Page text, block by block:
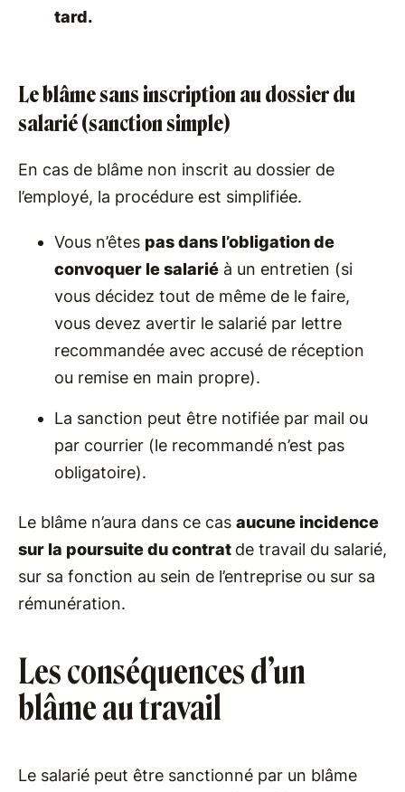
tard.
Le blâme sans inscription au dossier du
salarié (sanction simple)
En cas de blâme non inscrit au dossier de
l’employé, la procédure est simplifiée.
Vous n’êtes pas dans l’obligation de
convoquer le salarié à un entretien (si
vous décidez tout de même de le faire,
vous devez avertir le salarié par lettre
recommandée avec accusé de réception
ou remise en main propre).
La sanction peut être notifiée par mail ou
par courrier (le recommandé n’est pas
obligatoire).
Le blâme n’aura dans ce cas aucune incidence
sur la poursuite du contrat de travail du salarié,
sur sa fonction au sein de l’entreprise ou sur sa
rémunération.
Les conséquences d’un
blâme au travail
Le salarié peut être sanctionné par un blâme